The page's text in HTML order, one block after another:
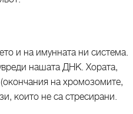
и на имунната ни система.
нашата ДНК. Хората,
(окончания на хромозомите,
които не са стресирани.